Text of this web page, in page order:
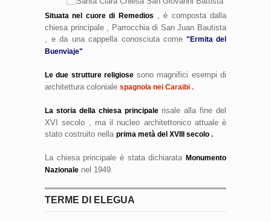
Situata nel cuore di Remedios , è composta dalla
chiesa principale , Parrocchia di San Juan Bautista
, e da una cappella conosciuta come "Ermita del
Buenviaje"
Le due strutture religiosesono magnifici esempi di
architettura coloniale spagnola nei Caraibi .
La storia della chiesa principale risale alla fine del
XVI secolo , ma il nucleo architettonico attuale è
stato costruito nella prima metà del XVIII secolo .
La chiesaprincipale è stata dichiarataMonumento
Nazionale nel 1949.
TERME DI ELEGUA